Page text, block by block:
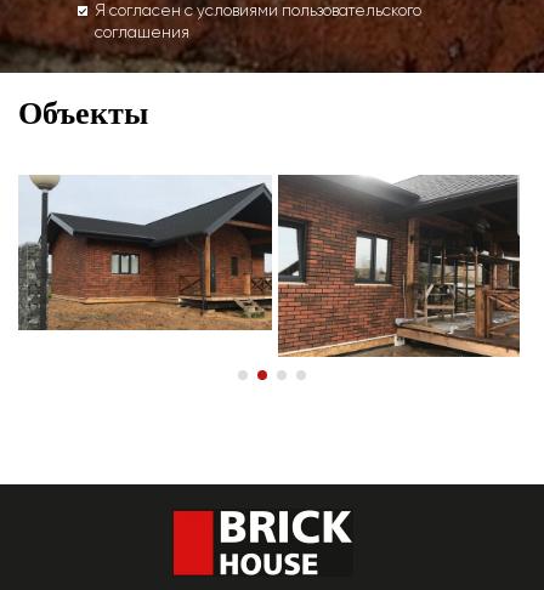
Я согласен с условиями пользовательского
соглашения
Объекты